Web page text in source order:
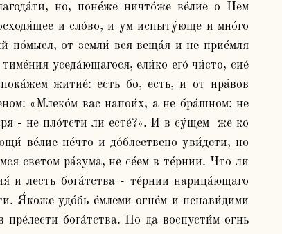
но, поне́же ничто́же ве́лие о Нем
и сло́во, и ум испыту́юще и мно́го
по́мысл, от земли́ вся веща́я и не прие́мля
уседа́ющагося, ели́ко его́ чи́сто, сие́
житие́: есть бо, есть, и от нра́вов
«Млеко́м вас напои́х, а не бра́шном: не
- не пло́тсти ли есте́?». И в су́щем  же ко
ве́лие не́что и до́блествено уви́дети, но
светом ра́зума, не се́ем в те́рнии. Что ли
и лесть бога́тства - те́рнии нарица́ющаго
Я́коже удо́бь е́млеми огне́м и ненави́дими
бога́тства. Но да воспусти́м огнь